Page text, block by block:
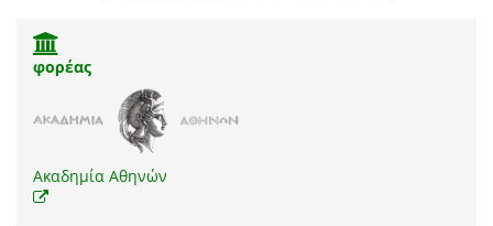
φορέας
Ακαδημία Αθηνών